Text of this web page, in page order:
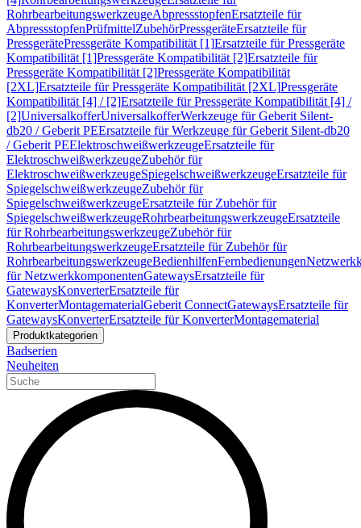
RohrbearbeitungswerkzeugeAbpressstopfenErsatzteile für
AbpressstopfenPrüfmittelZubehörPressgeräteErsatzteile für
PressgerätePressgeräte Kompatibilität [1]Ersatzteile für Pressgeräte
Kompatibilität [1]Pressgeräte Kompatibilität [2]Ersatzteile für
Pressgeräte Kompatibilität [2]Pressgeräte Kompatibilität
[2XL]Ersatzteile für Pressgeräte Kompatibilität [2XL]Pressgeräte
Kompatibilität [4] / [2]Ersatzteile für Pressgeräte Kompatibilität [4] /
[2]UniversalkofferUniversalkofferWerkzeuge für Geberit Silent-
db20 / Geberit PEErsatzteile für Werkzeuge für Geberit Silent-db20
/ Geberit PEElektroschweißwerkzeugeErsatzteile für
ElektroschweißwerkzeugeZubehör für
ElektroschweißwerkzeugeSpiegelschweißwerkzeugeErsatzteile für
SpiegelschweißwerkzeugeZubehör für
SpiegelschweißwerkzeugeErsatzteile für Zubehör für
SpiegelschweißwerkzeugeRohrbearbeitungswerkzeugeErsatzteile
für RohrbearbeitungswerkzeugeZubehör für
RohrbearbeitungswerkzeugeErsatzteile für Zubehör für
RohrbearbeitungswerkzeugeBedienhilfenFernbedienungen
für NetzwerkkomponentenGatewaysErsatzteile für
GatewaysKonverterErsatzteile für
KonverterMontagematerialGeberit ConnectGatewaysErsatzteile für
GatewaysKonverterErsatzteile für KonverterMontagematerial
Produktkategorien
Badserien
Neuheiten